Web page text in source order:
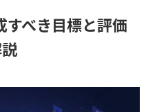
すべき目標と評価